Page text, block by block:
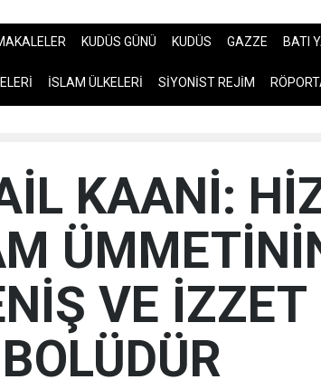
KUDÜS GÜNÜ KUDÜS GAZZE BATI
İSLAM ÜLKELERİ SİYONİST REJİM
KAANİ:
VE İZZET